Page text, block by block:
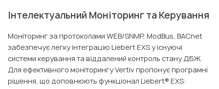
Інтелектуальний Моніторинг та Керування
Моніторинг за протоколами WEB/SNMP, ModBus, BACnet
забезпечує легку інтеграцію Liebert EXS у існуючі
системи керування та віддалений контроль стану ДБЖ.
Для ефективного моніторингу Vertiv пропонує програмні
рішення, що доповнюють функціонал Liebert® EXS: